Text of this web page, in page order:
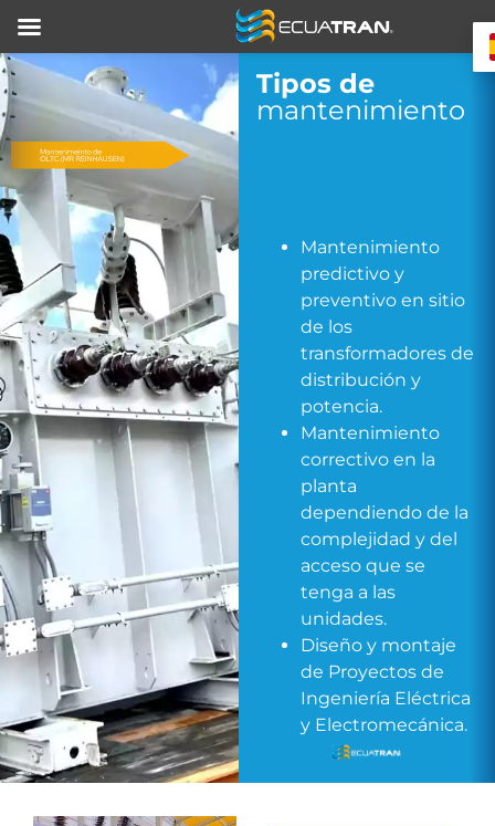
Tipos de
mantenimiento
Mantenimiento
predictivo y
preventivo en sitio
de los
transformadores de
distribución y
potencia.
Mantenimiento
correctivo en la
planta
dependiendo de la
complejidad y del
acceso que se
tenga a las
unidades.
Diseño y montaje
de Proyectos de
Ingeniería Eléctrica
y Electromecánica.